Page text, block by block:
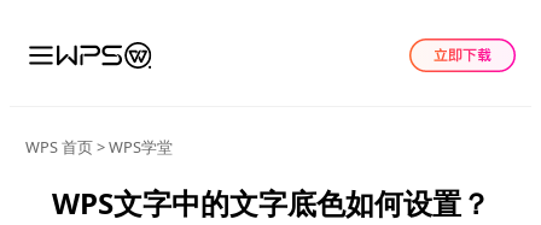
WPS 首页>WPS学堂
WPS文字中的文字底色如何设置？